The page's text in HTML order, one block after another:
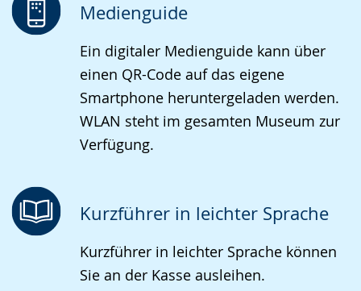
Medienguide
Ein digitaler Medienguide kann über
einen QR-Code auf das eigene
Smartphone heruntergeladen werden.
WLAN steht im gesamten Museum zur
Verfügung.
Kurzführer in leichter Sprache
Kurzführer in leichter Sprache können
Sie an der Kasse ausleihen.